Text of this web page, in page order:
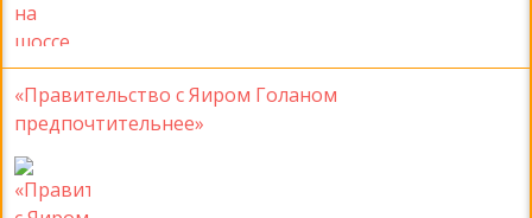
«Правительство с Яиром Голаном
предпочтительнее»